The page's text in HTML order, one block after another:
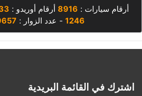
أرقام سيارات : 8916 أرقام أوريدو :
1246 - عدد الزوار :
اشترك في القائمة البريدية